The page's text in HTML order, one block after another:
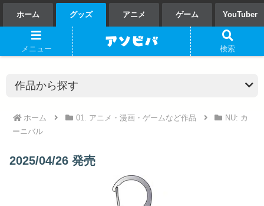
ホーム グッズ アニメ ゲーム YouTuber
ホーム 01. アニメ・漫画・ゲームなど作品
NU: カ
ーニバル
2025/04/26 発売
メニュー 検索